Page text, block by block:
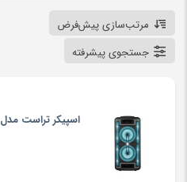
مرتب‌سازی پیش‌فرض
جستجوی پیشرفته
اسپیکر تراست مدل Klubb MX GO